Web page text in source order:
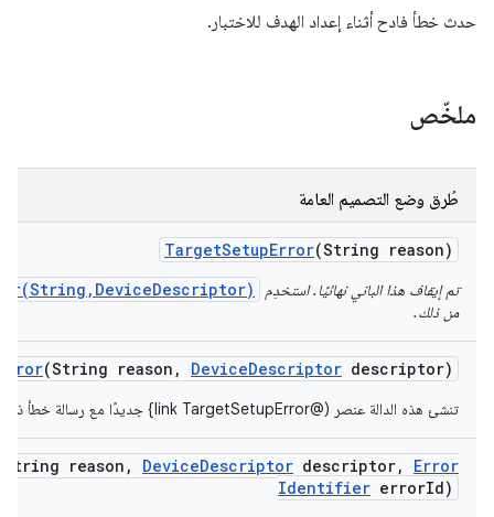
حدث خطأ فادح أثناء إعداد الهدف للاختبار.
ملخّص
طُرق وضع التصميم العامة
TargetSetupError(String reason)
تم إيقاف هذا الباني نهائيًا. استخدِم
من ذلك.
(String reason , DeviceDescriptor descriptor)
تنشئ هذه الدالة عنصر (@link TargetSetupError} جديدًا مع رسالة خطأ ذات معنى.
reason , DeviceDescriptor descriptor,
Error
Identifier errorId)